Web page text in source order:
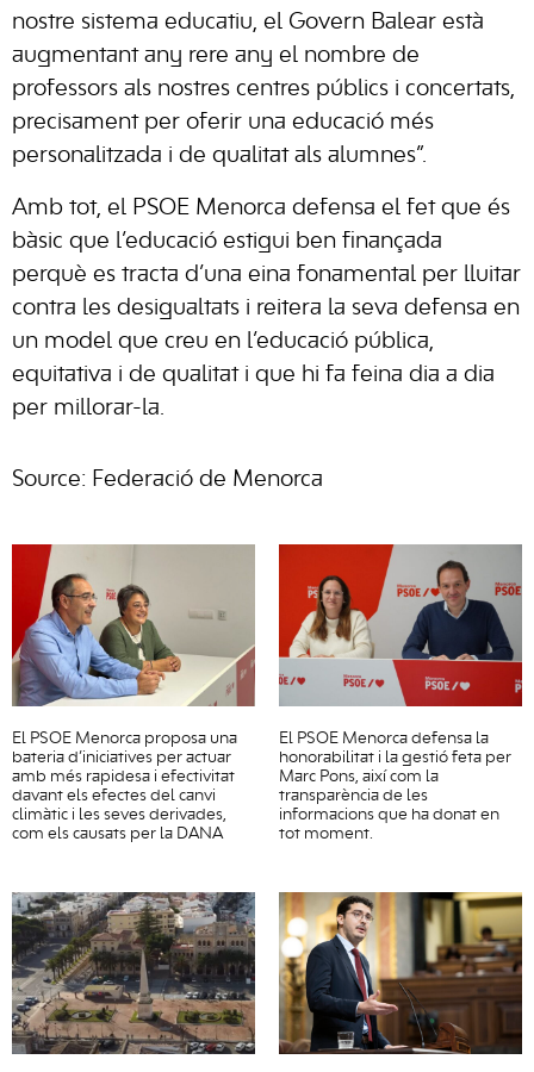
nostre sistema educatiu, el Govern Balear està
augmentant any rere any el nombre de
professors als nostres centres públics i concertats,
precisament per oferir una educació més
personalitzada i de qualitat als alumnes”.
Amb tot, el PSOE Menorca defensa el fet que és
bàsic que l’educació estigui ben finançada
perquè es tracta d’una eina fonamental per lluitar
contra les desigualtats i reitera la seva defensa en
un model que creu en l’educació pública,
equitativa i de qualitat i que hi fa feina dia a dia
per millorar-la.
Source: Federació de Menorca
El PSOE Menorca proposa una
bateria d’iniciatives per actuar
amb més rapidesa i efectivitat
davant els efectes del canvi
climàtic i les seves derivades,
com els causats per la DANA
El PSOE Menorca defensa la
honorabilitat i la gestió feta per
Marc Pons, així com la
transparència de les
informacions que ha donat en
tot moment.